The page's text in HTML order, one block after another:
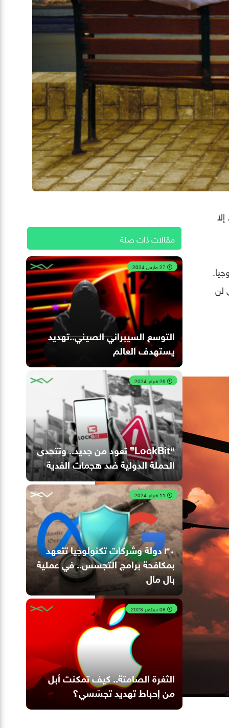
لن
مقالات ذات صلة
التوسع السيبراني الصيني..تهديد
يستهدف العالم
“LockBit” تعود من جديد.. وتتحدى
الحملة الدولية ضد هجمات الفدية
٣٠ دولة وشركات تكنولوجيا تتعهد
بمكافحة برامج التجسس.. في عملية
بال مال
الثغرة الصامتة.. كيف تمكنت أبل
من إحباط تهديد تجسّسي؟